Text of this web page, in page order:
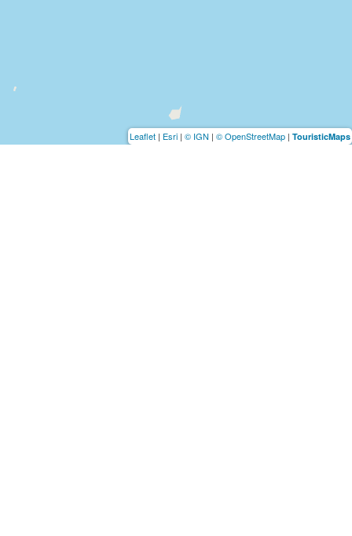
Leaflet | Esri | © IGN | © OpenStreetMap | TouristicMaps